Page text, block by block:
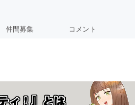
仲間募集 コメント